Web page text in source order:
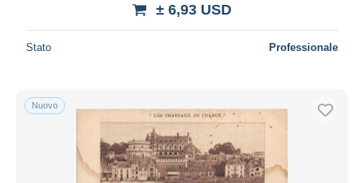
± 6,93 USD
Stato Professionale
Nuovo